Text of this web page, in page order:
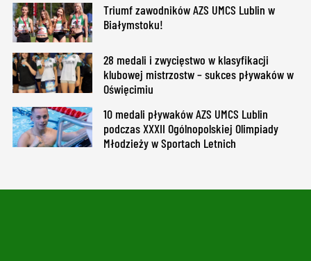
Triumf zawodników AZS UMCS Lublin w
Białymstoku!
28 medali i zwycięstwo w klasyfikacji
klubowej mistrzostw – sukces pływaków w
Oświęcimiu
10 medali pływaków AZS UMCS Lublin
podczas XXXII Ogólnopolskiej Olimpiady
Młodzieży w Sportach Letnich